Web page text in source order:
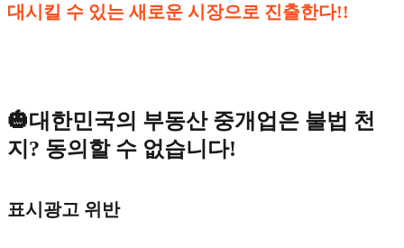
대시킬 수 있는 새로운 시장으로 진출한다!!
🎃대한민국의 부동산 중개업은 불법 천
지? 동의할 수 없습니다!
표시광고 위반